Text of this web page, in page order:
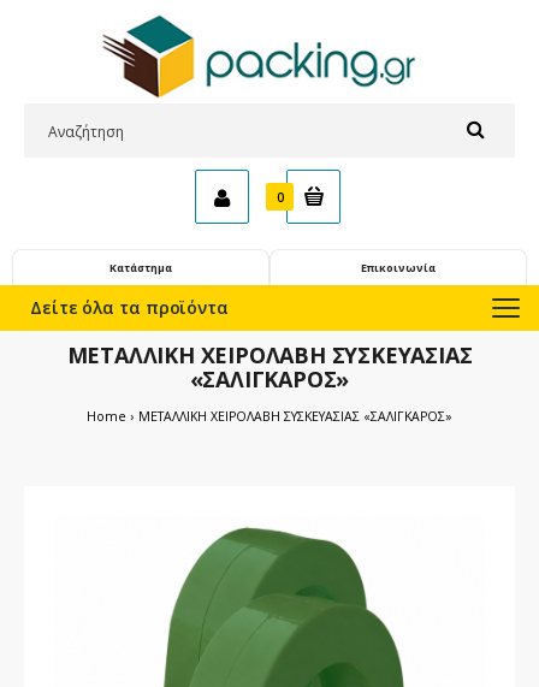
0
Κατάστημα Επικοινωνία
Δείτε όλα τα προϊόντα
ΜΕΤΑΛΛΙΚΗ ΧΕΙΡΟΛΑΒΗ ΣΥΣΚΕΥΑΣΙΑΣ
«ΣΑΛΙΓΚΑΡΟΣ»
Home ΜΕΤΑΛΛΙΚΗ ΧΕΙΡΟΛΑΒΗ ΣΥΣΚΕΥΑΣΙΑΣ «ΣΑΛΙΓΚΑΡΟΣ»